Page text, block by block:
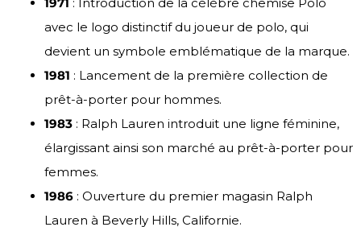
avec le logo distinctif du joueur de polo, qui
devient un symbole emblématique de la marque.
1981 : Lancement de la première collection de
prêt-à-porter pour hommes.
1983 : Ralph Lauren introduit une ligne féminine,
élargissant ainsi son marché au prêt-à-porter pour
femmes.
1986 : Ouverture du premier magasin Ralph
Lauren à Beverly Hills, Californie.